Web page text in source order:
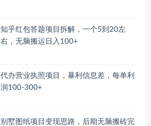
知乎红包答题项目拆解，一个5到20左
右，无脑搬运日入100+
代办营业执照项目，暴利信息差，每单利
润100-300+
别墅图纸项目变现思路，后期无脑搬砖完